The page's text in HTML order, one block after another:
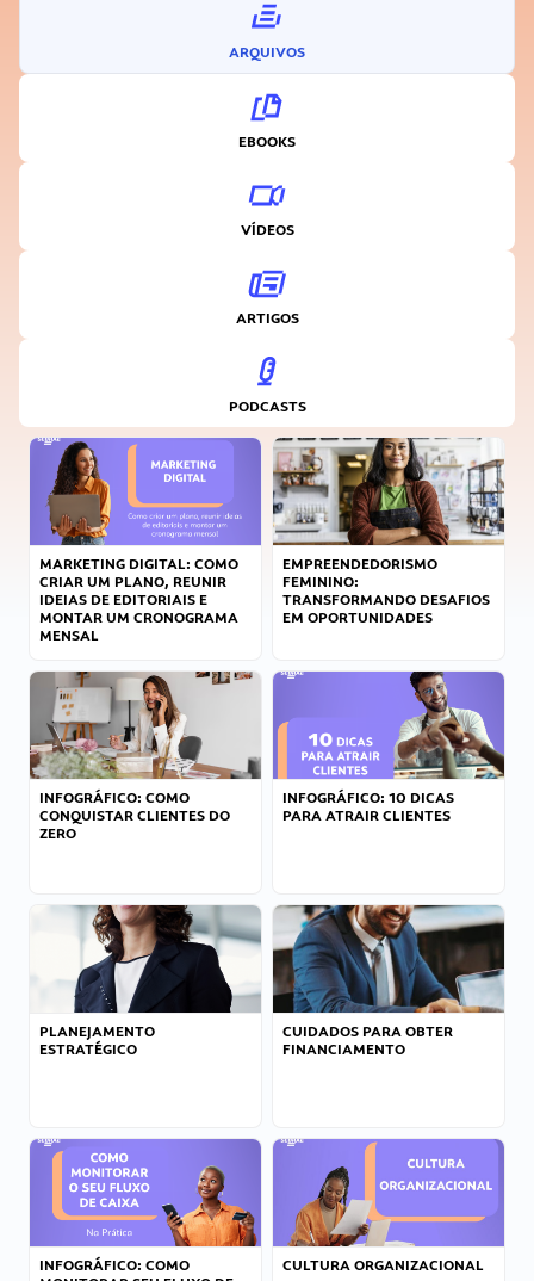
ARQUIVOS
EBOOKS
VÍDEOS
ARTIGOS
PODCASTS
MARKETING DIGITAL: COMO
CRIAR UM PLANO, REUNIR
IDEIAS DE EDITORIAIS E
MONTAR UM CRONOGRAMA
MENSAL
EMPREENDEDORISMO
FEMININO:
TRANSFORMANDO DESAFIOS
EM OPORTUNIDADES
INFOGRÁFICO: COMO
CONQUISTAR CLIENTES DO
ZERO
INFOGRÁFICO: 10 DICAS
PARA ATRAIR CLIENTES
PLANEJAMENTO
ESTRATÉGICO
CUIDADOS PARA OBTER
FINANCIAMENTO
INFOGRÁFICO: COMO
CULTURA ORGANIZACIONAL